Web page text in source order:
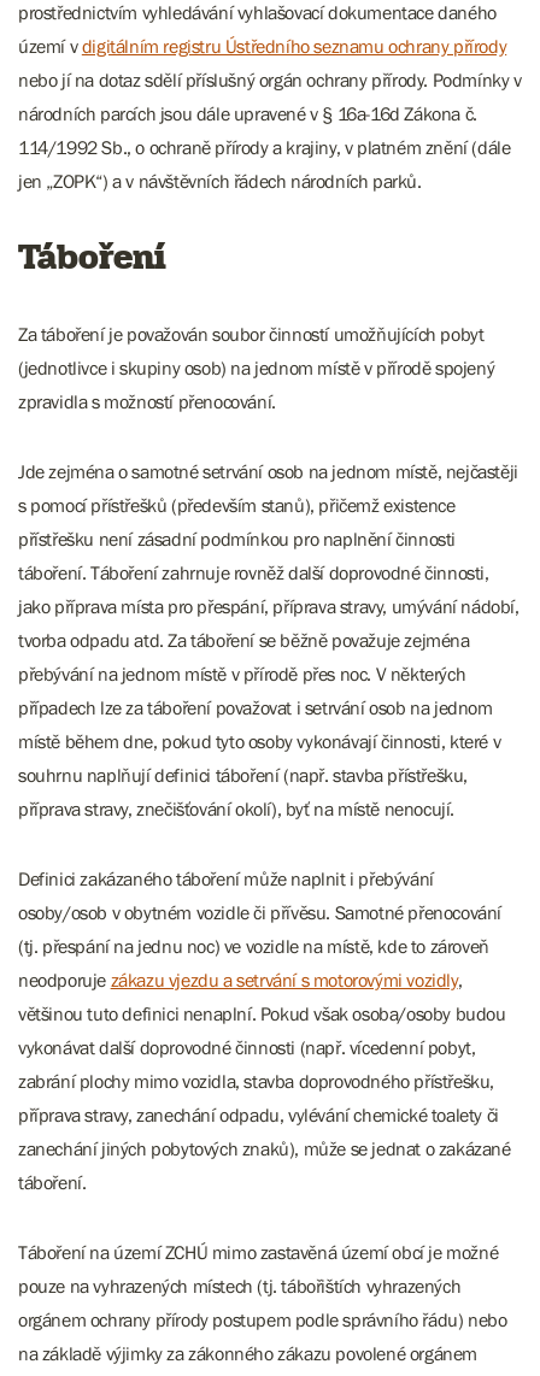
prostřednictvím vyhledávání vyhlašovací dokumentace daného
území vdigitálním registru Ústředního seznamu ochrany přírody
nebo jí na dotaz sdělí příslušný orgán ochrany přírody. Podmínky v
národních parcích jsou dále upravené v § 16a-16d Zákona č.
114/1992 Sb., o ochraně přírody a krajiny, v platném znění (dále
jen „ZOPK“) a v návštěvních řádech národních parků.
Táboření
Za táboření je považován soubor činností umožňujících pobyt
(jednotlivce i skupiny osob) na jednom místě v přírodě spojený
zpravidla s možností přenocování.
Jde zejména o samotné setrvání osob na jednom místě, nejčastěji
s pomocí přístřešků (především stanů), přičemž existence
přístřešku není zásadní podmínkou pro naplnění činnosti
táboření. Táboření zahrnuje rovněž další doprovodné činnosti,
jako příprava místa pro přespání, příprava stravy, umývání nádobí,
tvorba odpadu atd. Za táboření se běžně považuje zejména
přebývání na jednom místě v přírodě přes noc. V některých
případech lze za táboření považovat i setrvání osob na jednom
místě během dne, pokud tyto osoby vykonávají činnosti, které v
souhrnu naplňují definici táboření (např. stavba přístřešku,
příprava stravy, znečišťování okolí), byť na místě nenocují.
Definici zakázaného táboření může naplnit i přebývání
osoby/osob v obytném vozidle či přívěsu. Samotné přenocování
(tj. přespání na jednu noc) ve vozidle na místě, kde to zároveň
neodporuje zákazu vjezdu a setrvání s motorovými vozidly,
většinou tuto definici nenaplní. Pokud však osoba/osoby budou
vykonávat další doprovodné činnosti (např. vícedenní pobyt,
zabrání plochy mimo vozidla, stavba doprovodného přístřešku,
příprava stravy, zanechání odpadu, vylévání chemické toalety či
zanechání jiných pobytových znaků), může se jednat o zakázané
táboření.
Táboření na území ZCHÚ mimo zastavěná území obcí je možné
pouze na vyhrazených místech (tj. tábořištích vyhrazených
orgánem ochrany přírody postupem podle správního řádu) nebo
na základě výjimky za zákonného zákazu povolené orgánem